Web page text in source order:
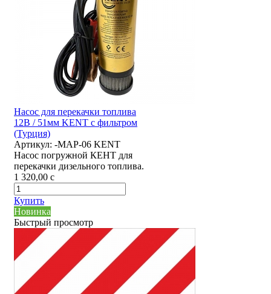
Насос для перекачки топлива
12В / 51мм KENT с фильтром
(Турция)
Артикул: -MAP-06 KENT
Насос погружной КЕНТ для
перекачки дизельного топлива.
1 320,00 c
Купить
Новинка
Быстрый просмотр